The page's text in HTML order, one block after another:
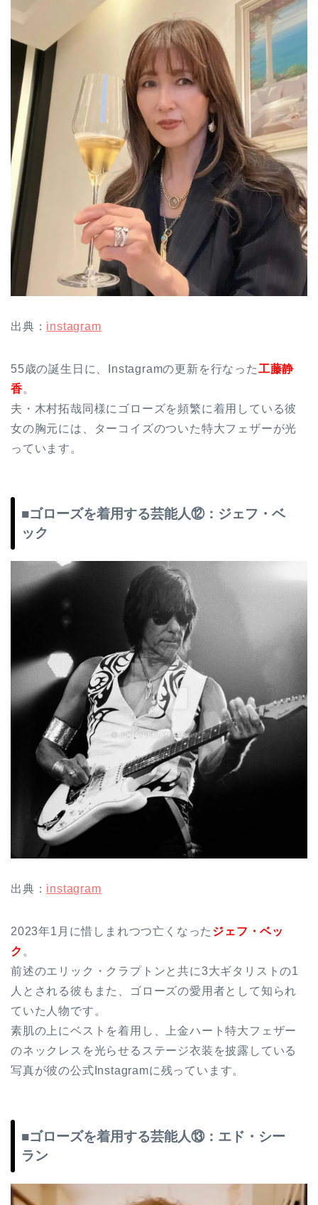
出典： instagram
55歳の誕生日に、Instagramの更新を行なった工藤静
香。
夫・木村拓哉同様にゴローズを頻繁に着用している彼
女の胸元には、ターコイズのついた特大フェザーが光
っています。
■ゴローズを着用する芸能人⑫：ジェフ・ベ
ック
出典： instagram
2023年1月に惜しまれつつ亡くなった ジェフ・ベッ
ク 。
前述のエリック・クラプトンと共に3大ギタリストの1
人とされる彼もまた、ゴローズの愛用者として知られ
ていた人物です。
素肌の上にベストを着用し、上金ハート特大フェザー
のネックレスを光らせるステージ衣装を披露している
写真が彼の公式Instagramに残っています。
■ゴローズを着用する芸能人⑬：エド・シー
ラン